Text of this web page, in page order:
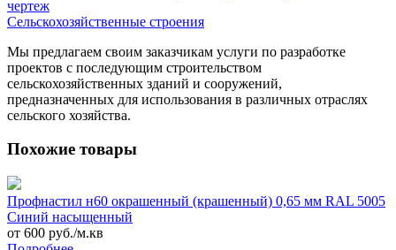
Сельскохозяйственные строения
Мы предлагаем своим заказчикам услуги по разработке
проектов с последующим строительством
сельскохозяйственных зданий и сооружений,
предназначенных для использования в различных отраслях
сельского хозяйства.
Похожие товары
Профнастил н60 окрашенный (крашенный) 0,65 мм RAL 5005
Синий насыщенный
от 600 руб./м.кв